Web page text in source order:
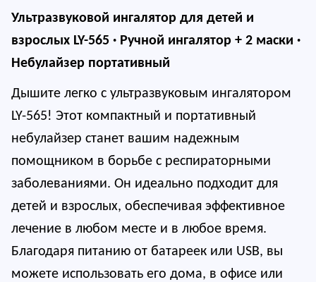
Ультразвуковой ингалятор для детей и
взрослых LY-565 · Ручной ингалятор + 2 маски ·
Небулайзер портативный
Дышите легко с ультразвуковым ингалятором
LY-565! Этот компактный и портативный
небулайзер станет вашим надежным
помощником в борьбе с респираторными
заболеваниями. Он идеально подходит для
детей и взрослых, обеспечивая эффективное
лечение в любом месте и в любое время.
Благодаря питанию от батареек или USB, вы
можете использовать его дома, в офисе или